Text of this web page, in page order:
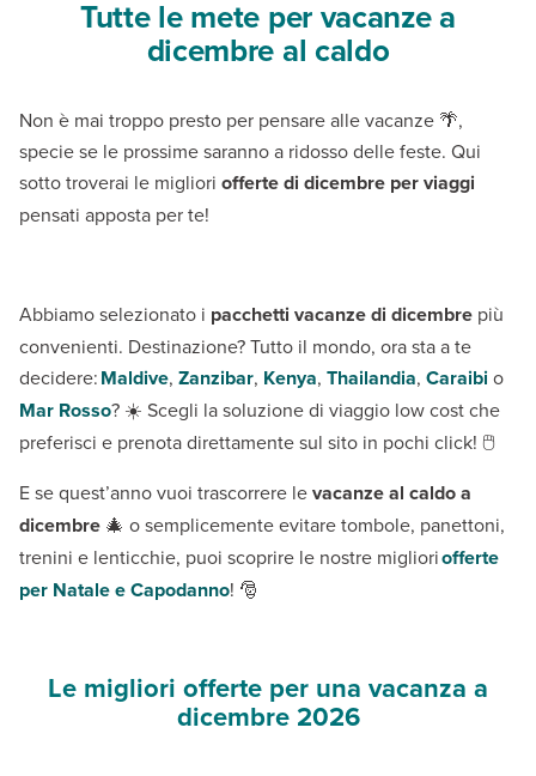
Tutte le mete per vacanze a
dicembre al caldo
Non è mai troppo presto per pensare alle vacanze 🌴,
specie se le prossime saranno a ridosso delle feste. Qui
sotto troverai le migliori offerte di dicembre per viaggi
pensati apposta per te!
Abbiamo selezionato i pacchetti vacanze di dicembre più
convenienti. Destinazione? Tutto il mondo, ora sta a te
decidere:Maldive, Zanzibar, Kenya, Thailandia, Caraibio
Mar Rosso? ☀️ Scegli la soluzione di viaggio low cost che
preferisci e prenota direttamente sul sito in pochi click! 🖱️
E se quest’anno vuoi trascorrere levacanze al caldo a
dicembre 🎄 o semplicemente evitare tombole, panettoni,
trenini e lenticchie, puoi scoprire le nostre miglioriofferte
per Natale e Capodanno! 🎅
Le migliori offerte per una vacanza a
dicembre 2026